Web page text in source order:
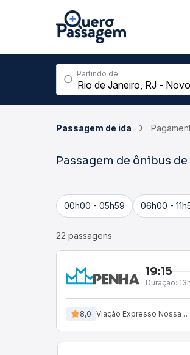
Partindo de
Passagem de ida
Passagem de ônibus de
00h00 - 05h59 06h00 -
22 passagens
19:15
Duração: 13h
8,0 Viação Expresso Nossa Senhora da Penha